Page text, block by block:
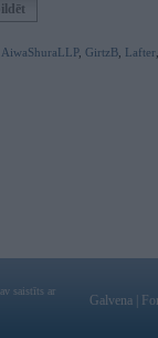
AiwaShuraLLP, GirtzB Lafter
saistīts ar
Galvena